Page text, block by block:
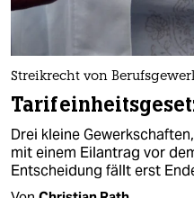
Streikrecht von
Drei kleine
mit einem Eilantrag vor
Entscheidung fällt erst